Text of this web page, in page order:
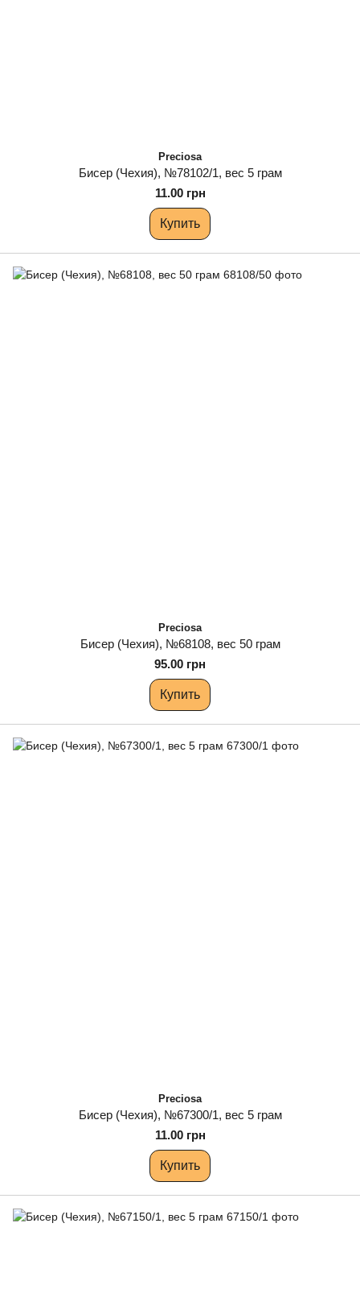
Preciosa
Бисер (Чехия), №78102/1, вес 5 грам
11.00 грн
Купить
Preciosa
Бисер (Чехия), №68108, вес 50 грам
95.00 грн
Купить
Preciosa
Бисер (Чехия), №67300/1, вес 5 грам
11.00 грн
Купить